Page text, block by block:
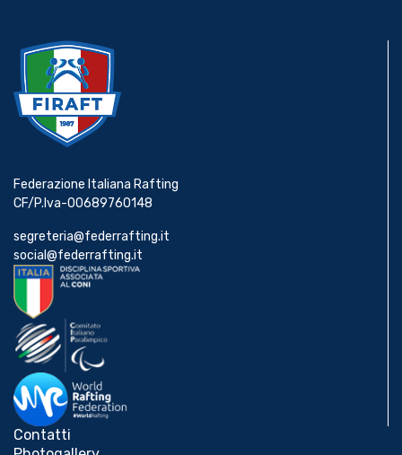
Contatti
Federazione Italiana Rafting
CF/P.Iva-00689760148
segreteria@federrafting.it
social@federrafting.it
Contatti